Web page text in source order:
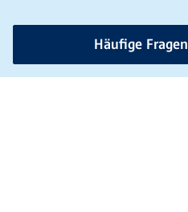
Häufige Fragen